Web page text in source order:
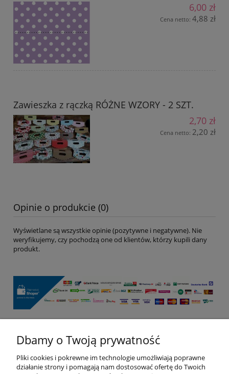
6,00 zł
Cena netto: 4,88 zł
Zawieszka z rączką RÓŻNE WZORY - 2 SZT.
2,70 zł
Cena netto: 2,20 zł
Opinie o produkcie (0)
Wyświetlane są wszystkie opinie (pozytywne i negatywne). Nie
weryfikujemy, czy pochodzą one od klientów, którzy kupili dany
produkt.
Pomoc
Moje konto
Dbamy o Twoją prywatność
Pliki cookies i pokrewne im technologie umożliwiają poprawne
działanie strony i pomagają nam dostosować ofertę do Twoich